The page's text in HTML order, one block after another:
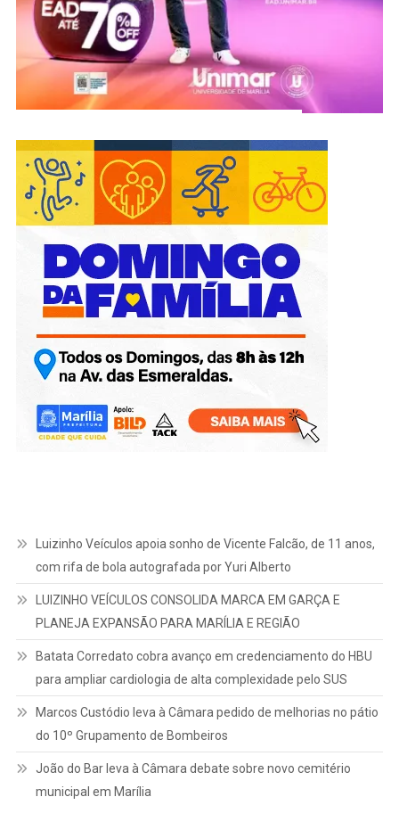
Luizinho Veículos apoia sonho de Vicente Falcão, de 11 anos,
com rifa de bola autografada por Yuri Alberto
LUIZINHO VEÍCULOS CONSOLIDA MARCA EM GARÇA E
PLANEJA EXPANSÃO PARA MARÍLIA E REGIÃO
Batata Corredato cobra avanço em credenciamento do HBU
para ampliar cardiologia de alta complexidade pelo SUS
Marcos Custódio leva à Câmara pedido de melhorias no pátio
do 10º Grupamento de Bombeiros
João do Bar leva à Câmara debate sobre novo cemitério
municipal em Marília